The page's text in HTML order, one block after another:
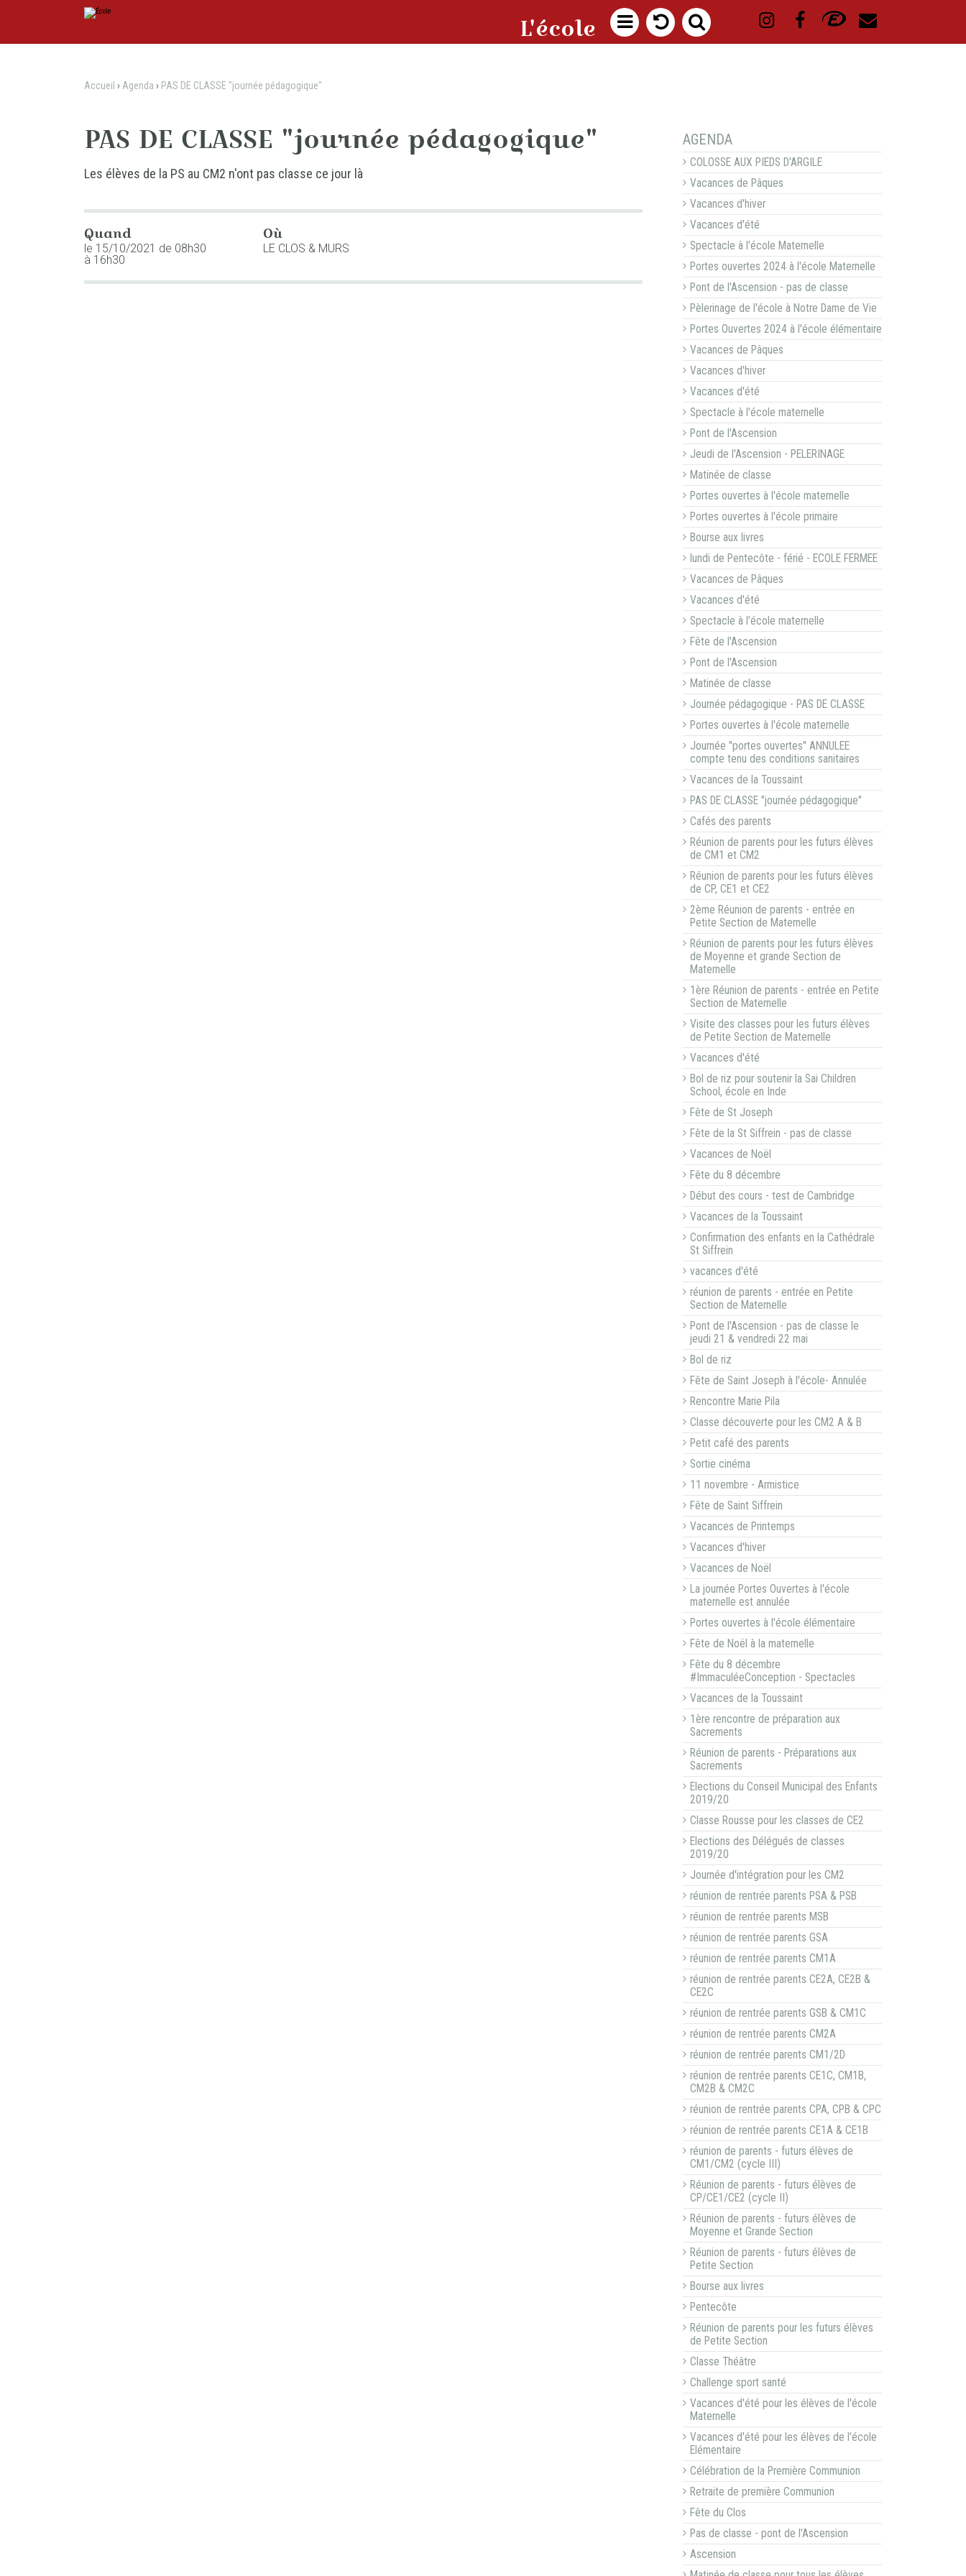
au
contenu.
à
personnels
L'école 
Accueil › Agenda › PAS DE CLASSE "journée pédagogique"
PAS DE CLASSE "journée pédagogique"
Les élèves de la PS au CM2 n'ont pas classe ce jour là
Quand
le 15/10/2021 de 08h30
à 16h30
Où
LE CLOS & MURS
NAVIGATION
AGENDA
COLOSSE AUX PIEDS D'ARGILE
Vacances de Pâques
Vacances d'hiver
Vacances d'été
Spectacle à l'école Maternelle
Portes ouvertes 2024 à l'école Maternelle
Pont de l'Ascension - pas de classe
Pèlerinage de l'école à Notre Dame de Vie
Portes Ouvertes 2024 à l'école élémentaire
Vacances de Pâques
Vacances d'hiver
Vacances d'été
Spectacle à l'école maternelle
Pont de l'Ascension
Jeudi de l'Ascension - PELERINAGE
Matinée de classe
Portes ouvertes à l'école maternelle
Portes ouvertes à l'école primaire
Bourse aux livres
lundi de Pentecôte - férié - ECOLE FERMEE
Vacances de Pâques
Vacances d'été
Spectacle à l'école maternelle
Fête de l'Ascension
Pont de l'Ascension
Matinée de classe
Journée pédagogique - PAS DE CLASSE
Portes ouvertes à l'école maternelle
Journée "portes ouvertes" ANNULEE
compte tenu des conditions sanitaires
Vacances de la Toussaint
PAS DE CLASSE "journée pédagogique"
Cafés des parents
Réunion de parents pour les futurs élèves
de CM1 et CM2
Réunion de parents pour les futurs élèves
de CP, CE1 et CE2
2ème Réunion de parents - entrée en
Petite Section de Maternelle
Réunion de parents pour les futurs élèves
de Moyenne et grande Section de
Maternelle
1ère Réunion de parents - entrée en Petite
Section de Maternelle
Visite des classes pour les futurs élèves
de Petite Section de Maternelle
Vacances d'été
Bol de riz pour soutenir la Sai Children
School, école en Inde
Fête de St Joseph
Fête de la St Siffrein - pas de classe
Vacances de Noël
Fête du 8 décembre
Début des cours - test de Cambridge
Vacances de la Toussaint
Confirmation des enfants en la Cathédrale
St Siffrein
vacances d'été
réunion de parents - entrée en Petite
Section de Maternelle
Pont de l'Ascension - pas de classe le
jeudi 21 & vendredi 22 mai
Bol de riz
Fête de Saint Joseph à l'école- Annulée
Rencontre Marie Pila
Classe découverte pour les CM2 A & B
Petit café des parents
Sortie cinéma
11 novembre - Armistice
Fête de Saint Siffrein
Vacances de Printemps
Vacances d'hiver
Vacances de Noël
La journée Portes Ouvertes à l'école
maternelle est annulée
Portes ouvertes à l'école élémentaire
Fête de Noël à la maternelle
Fête du 8 décembre
#ImmaculéeConception - Spectacles
Vacances de la Toussaint
1ère rencontre de préparation aux
Sacrements
Réunion de parents - Préparations aux
Sacrements
Elections du Conseil Municipal des Enfants
2019/20
Classe Rousse pour les classes de CE2
Elections des Délégués de classes
2019/20
Journée d'intégration pour les CM2
réunion de rentrée parents PSA & PSB
réunion de rentrée parents MSB
réunion de rentrée parents GSA
réunion de rentrée parents CM1A
réunion de rentrée parents CE2A, CE2B &
CE2C
réunion de rentrée parents GSB & CM1C
réunion de rentrée parents CM2A
réunion de rentrée parents CM1/2D
réunion de rentrée parents CE1C, CM1B,
CM2B & CM2C
réunion de rentrée parents CPA, CPB & CPC
réunion de rentrée parents CE1A & CE1B
réunion de parents - futurs élèves de
CM1/CM2 (cycle III)
Réunion de parents - futurs élèves de
CP/CE1/CE2 (cycle II)
Réunion de parents - futurs élèves de
Moyenne et Grande Section
Réunion de parents - futurs élèves de
Petite Section
Bourse aux livres
Pentecôte
Réunion de parents pour les futurs élèves
de Petite Section
Classe Théâtre
Challenge sport santé
Vacances d'été pour les élèves de l'école
Maternelle
Vacances d'été pour les élèves de l'école
Elémentaire
Célébration de la Première Communion
Retraite de première Communion
Fête du Clos
Pas de classe - pont de l'Ascension
Ascension